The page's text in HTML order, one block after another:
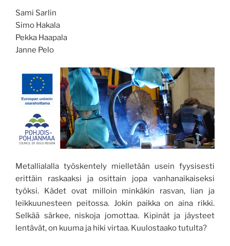
Sami Sarlin
Simo Hakala
Pekka Haapala
Janne Pelo
Metallialalla työskentely mielletään usein fyysisesti
erittäin raskaaksi ja osittain jopa vanhanaikaiseksi
työksi. Kädet ovat milloin minkäkin rasvan, lian ja
leikkuunesteen peitossa. Jokin paikka on aina rikki.
Selkää särkee, niskoja jomottaa. Kipinät ja jäysteet
lentävät, on kuuma ja hiki virtaa. Kuulostaako tutulta?